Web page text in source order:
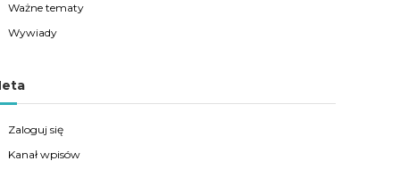
Ważne tematy
Wywiady
Zaloguj się
Kanał wpisów